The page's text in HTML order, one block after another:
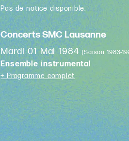
Pas de notice disponible.
Concerts SMC Lausanne
Mardi 01 Mai 1984(Saison 1983-
Ensemble instrumental
+ Programme complet